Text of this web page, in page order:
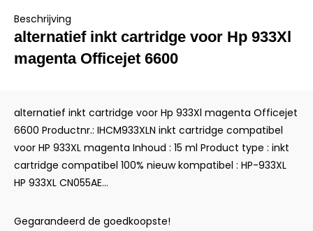
Beschrijving
alternatief inkt cartridge voor Hp 933Xl
magenta Officejet 6600
alternatief inkt cartridge voor Hp 933Xl magenta Officejet
6600 Productnr.: IHCM933XLN inkt cartridge compatibel
voor HP 933XL magenta Inhoud : 15 ml Product type : inkt
cartridge compatibel 100% nieuw kompatibel : HP-933XL
HP 933XL CN055AE...
Gegarandeerd de goedkoopste!